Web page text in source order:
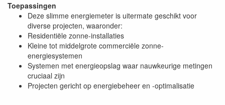
Toepassingen
Deze slimme energiemeter is uitermate geschikt voor
diverse projecten, waaronder:
Residentiële zonne-installaties
Kleine tot middelgrote commerciële zonne-
energiesystemen
Systemen met energieopslag waar nauwkeurige metingen
cruciaal zijn
Projecten gericht op energiebeheer en -optimalisatie